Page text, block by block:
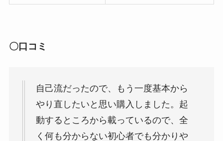
〇口コミ
自己流だったので、もう一度基本から
やり直したいと思い購入しました。起
動するところから載っているので、全
く何も分からない初心者でも分かりや